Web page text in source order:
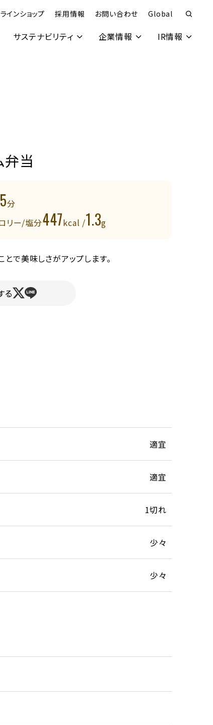
インショップ 採用情報 お問い合わせ Global
サステナビリティ 企業情報 IR情報
弁当
分
リー/塩分447kcal /1.3g
とで美味しさがアップします。
る
適宜
適宜
1切れ
少々
少々